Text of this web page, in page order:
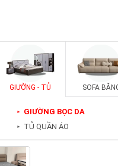
GIƯỜNG - TỦ SOFA
► GIƯỜNG BỌC DA
► TỦ QUẦN ÁO